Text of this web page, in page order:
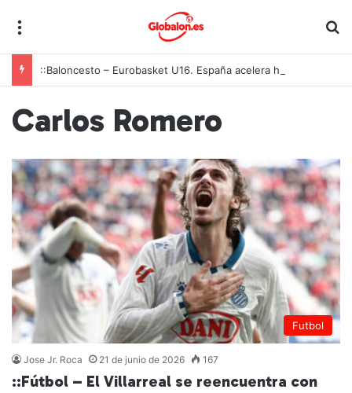
Carlos Romero
Futbol
Jose Jr. Roca 21 de junio de 2026 167
::Fútbol – El Villarreal se reencuentra con